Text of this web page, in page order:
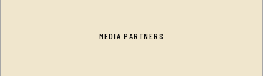
MEDIA PARTNERS